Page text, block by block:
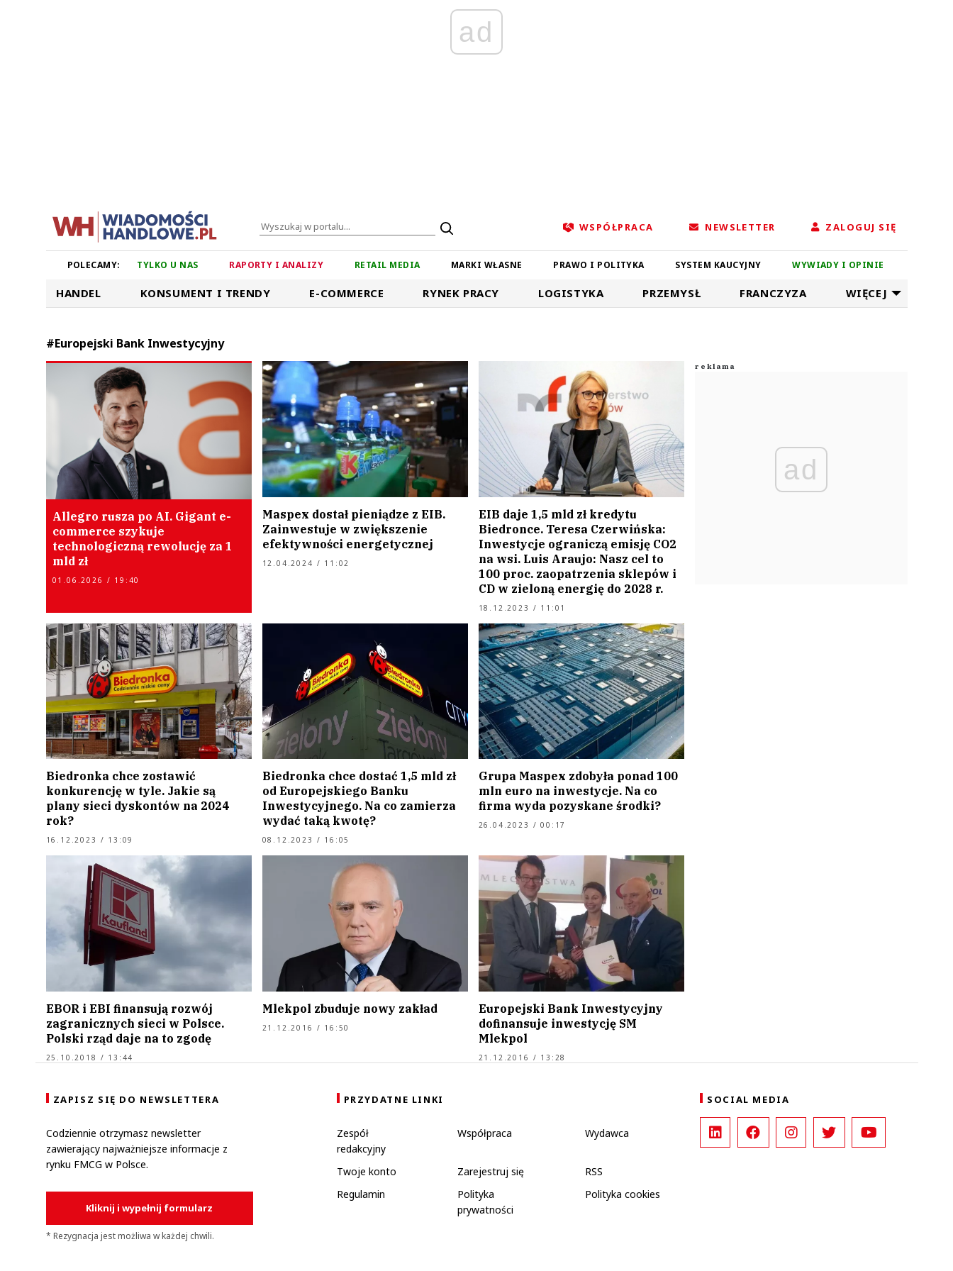
ad
WSPÓŁPRACA NEWSLETTER ZALOGUJ SIĘ
POLECAMY: TYLKO U NAS RAPORTY I ANALIZY RETAIL MEDIA MARKI WŁASNE PRAWO I POLITYKA SYSTEM KAUCYJNY WYWIADY I OPINIE
HANDEL KONSUMENT I TRENDY E-COMMERCE RYNEK PRACY LOGISTYKA PRZEMYSŁ FRANCZYZA WIĘCEJ
#Europejski Bank Inwestycyjny
Allegro rusza po AI. Gigant e-
commerce szykuje
technologiczną rewolucję za 1
mld zł
01.06.2026 / 19:40
Maspex dostał pieniądze z EIB.
Zainwestuje w zwiększenie
efektywności energetycznej
12.04.2024 / 11:02
EIB daje 1,5 mld zł kredytu
Biedronce. Teresa Czerwińska:
Inwestycje ograniczą emisję CO2
na wsi. Luis Araujo: Nasz cel to
100 proc. zaopatrzenia sklepów i
CD w zieloną energię do 2028 r.
18.12.2023 / 11:01
Biedronka chce zostawić
konkurencję w tyle. Jakie są
plany sieci dyskontów na 2024
rok?
16.12.2023 / 13:09
Biedronka chce dostać 1,5 mld zł
od Europejskiego Banku
Inwestycyjnego. Na co zamierza
wydać taką kwotę?
08.12.2023 / 16:05
Grupa Maspex zdobyła ponad 100
mln euro na inwestycje. Na co
firma wyda pozyskane środki?
26.04.2023 / 00:17
EBOR i EBI finansują rozwój
zagranicznych sieci w Polsce.
Polski rząd daje na to zgodę
25.10.2018 / 13:44
Mlekpol zbuduje nowy zakład
21.12.2016 / 16:50
Europejski Bank Inwestycyjny
dofinansuje inwestycję SM
Mlekpol
21.12.2016 / 13:28
ad
ZAPISZ SIĘ DO NEWSLETTERA
Codziennie otrzymasz newsletter
zawierający najważniejsze informacje z
rynku FMCG w Polsce.
Kliknij i wypełnij formularz
* Rezygnacja jest możliwa w każdej chwili.
PRZYDATNE LINKI
Zespół
redakcyjny
Współpraca Wydawca
Twoje konto Zarejestruj się
RSS
Regulamin
Polityka
prywatności
Polityka cookies
SOCIAL MEDIA